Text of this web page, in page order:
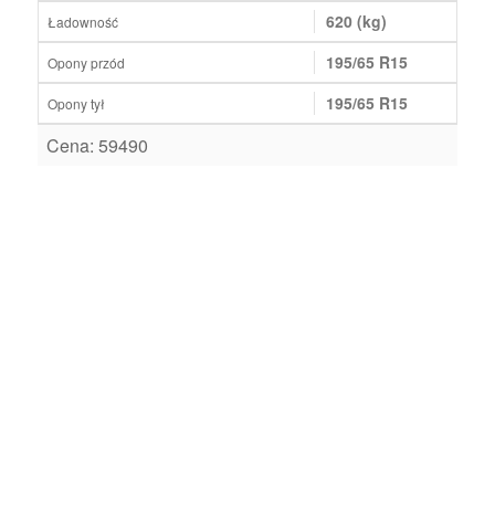
Ładowność 620 (kg)
Opony przód 195/65 R15
Opony tył 195/65 R15
Cena: 59490